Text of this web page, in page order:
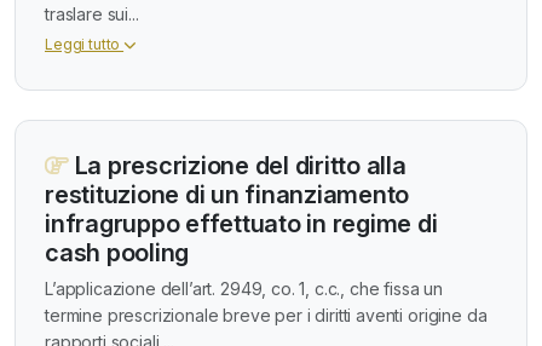
traslare sui...
Leggi tutto
La prescrizione del diritto alla
restituzione di un finanziamento
infragruppo effettuato in regime di
cash pooling
L’applicazione dell’art. 2949, co. 1, c.c., che fissa un
termine prescrizionale breve per i diritti aventi origine da